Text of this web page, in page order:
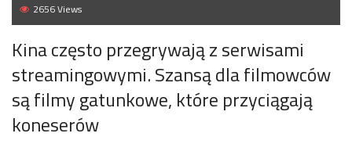
2656 Views
Kina często przegrywają z serwisami
streamingowymi. Szansą dla filmowców
są filmy gatunkowe, które przyciągają
koneserów